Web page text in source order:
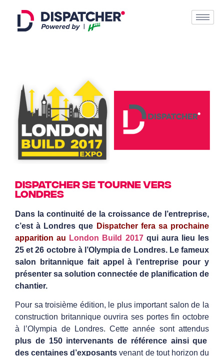
Dispatcher se tourne vers
londres
Dans la continuité de la croissance de l’entreprise,
c’est à Londres que Dispatcher fera sa prochaine
apparition au London Build 2017qui aura lieu les
25 et 26 octobre à l’Olympia de Londres. Le fameux
salon britannique fait appel à l’entreprise pour y
présenter sa solution connectée de planification de
chantier.
Pour sa troisième édition, le plus important salon de la
construction britannique ouvrira ses portes fin octobre
à l’Olympia de Londres. Cette année sont attendus
plus de 150 intervenants de référence ainsi que
des centaines d’exposants venant de tout horizon du